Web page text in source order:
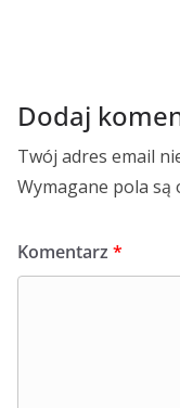
Dodaj
Twój adres email
Wymagane pola są
Komentarz *